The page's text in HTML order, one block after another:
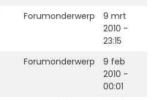
Forumonderwerp
9 mrt
2010 -
23:15
Forumonderwerp
9 feb
2010 -
00:01